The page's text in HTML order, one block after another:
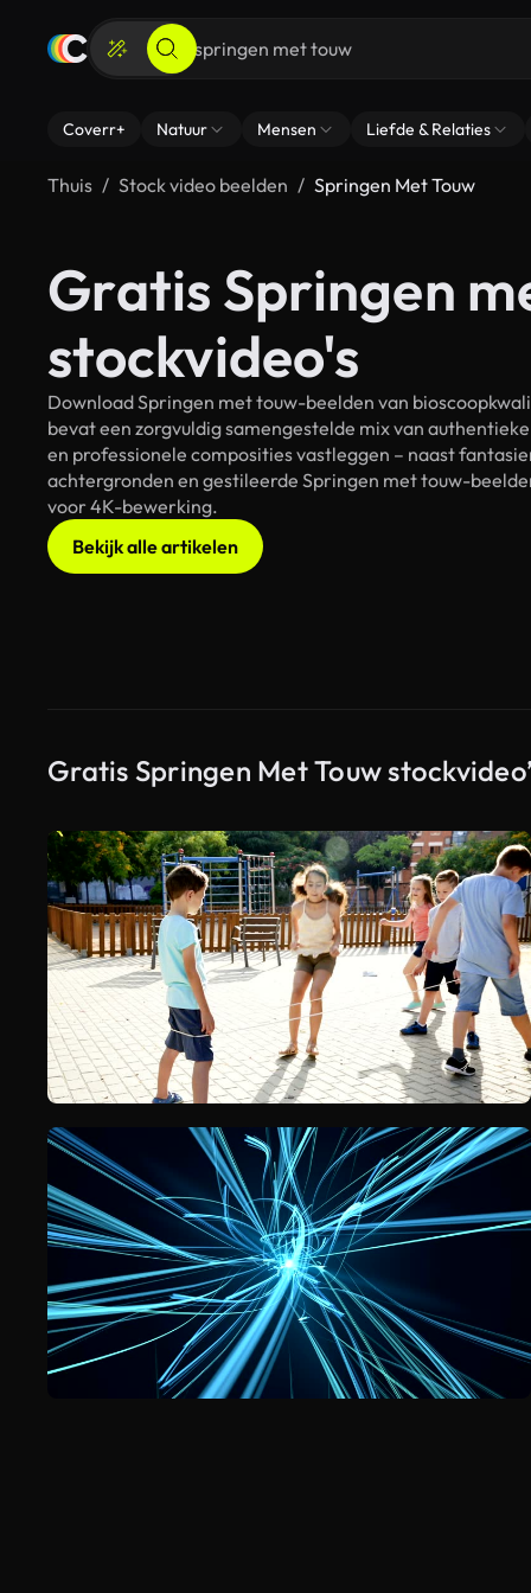
Coverr+ Natuur Mensen Liefde & Relaties
Thuis Stock video beelden Springen Met Touw
Gratis Springen
stockvideo's
Download Springen met touw-beelden van
bevat een zorgvuldig samengestelde mix van
en professionele composities vastleggen – naast
achtergronden en gestileerde Springen met touw-
voor 4K-bewerking.
Bekijk alle artikelen
Gratis Springen Met Touw